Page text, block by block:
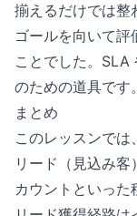
揃えるだけでは整
ゴールを向いて評
ことでした。SLA
のための道具です。
まとめ
このレッスンでは
リード（見込み
カウントといった